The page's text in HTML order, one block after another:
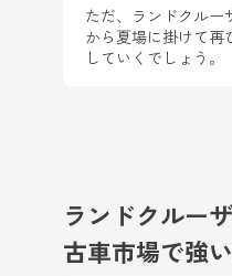
ただ、ランドクルー
から夏場に掛けて再
していくでしょう。
ランドクルー
古車市場で強